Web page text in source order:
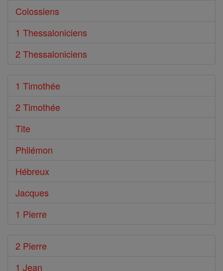
Colossiens
1 Thessaloniciens
2 Thessaloniciens
1 Timothée
2 Timothée
Tite
Philémon
Hébreux
Jacques
1 Pierre
2 Pierre
1 Jean